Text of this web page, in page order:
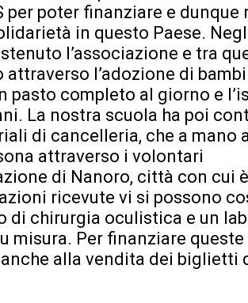
per poter finanziare e dunque
in questo Paese.
l’associazione e tra
l’adozione di
pasto completo al giorno e
La nostra scuola ha poi
di cancelleria, che a mano
attraverso i volontari
di Nanoro, città con cui
ricevute vi si possono
di chirurgia oculistica e un
misura. Per finanziare
alla vendita dei biglietti